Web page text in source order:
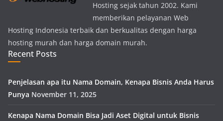
Hosting sejak tahun 2002. Kami
memberikan pelayanan Web
Hosting Indonesia terbaik dan berkualitas dengan harga
hosting murah dan harga domain murah.
Recent Posts
Penjelasan apa itu Nama Domain, Kenapa Bisnis Anda Harus
Punya November 11, 2025
Kenapa Nama Domain Bisa Jadi Aset Digital untuk Bisnis